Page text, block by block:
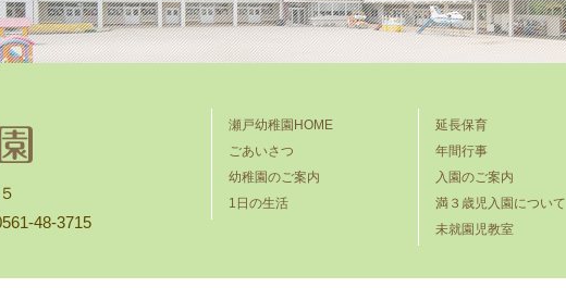
48-3715
瀬戸幼稚園HOME
ごあいさつ
幼稚園のご案内
1日の生活
延長保育
年間行事
入園のご案内
満３歳児入園について
未就園児教室